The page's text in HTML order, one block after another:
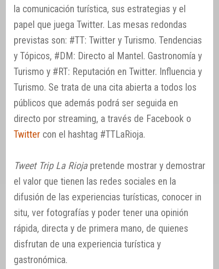
la comunicación turística, sus estrategias y el
papel que juega Twitter. Las mesas redondas
previstas son: #TT: Twitter y Turismo. Tendencias
y Tópicos, #DM: Directo al Mantel. Gastronomía y
Turismo y #RT: Reputación en Twitter. Influencia y
Turismo. Se trata de una cita abierta a todos los
públicos que además podrá ser seguida en
directo por streaming, a través de Facebook o
Twitter con el hashtag #TTLaRioja.
Tweet Trip La Riojapretende mostrar y demostrar
el valor que tienen las redes sociales en la
difusión de las experiencias turísticas, conocer in
situ, ver fotografías y poder tener una opinión
rápida, directa y de primera mano, de quienes
disfrutan de una experiencia turística y
gastronómica.